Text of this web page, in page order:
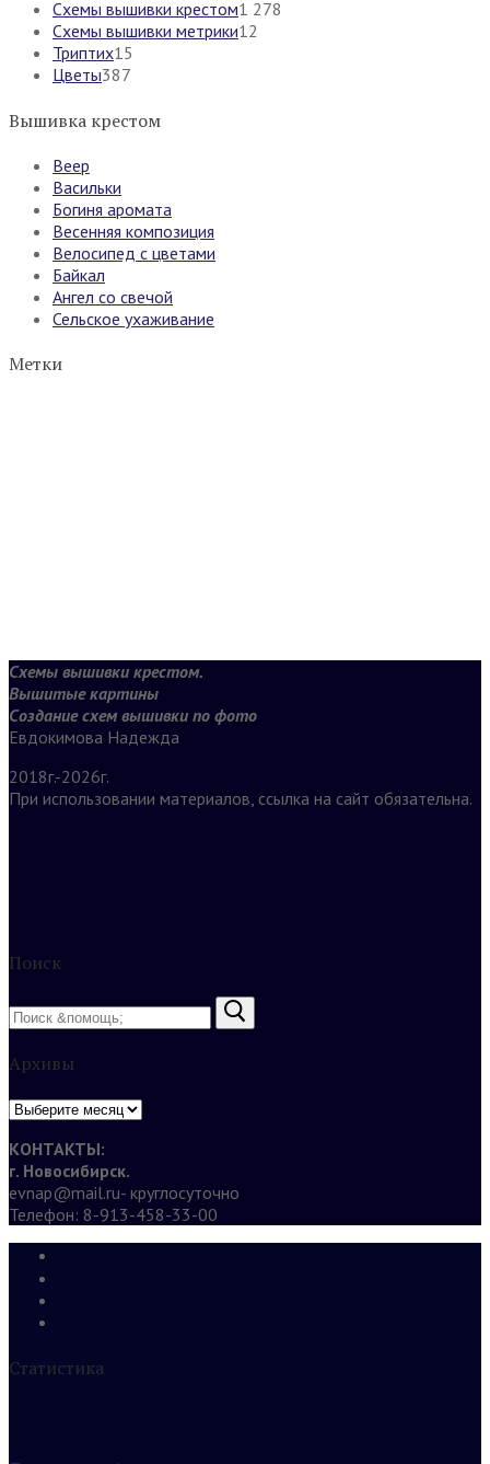
Схемы вышивки крестом1 278
Схемы вышивки метрики12
Триптих15
Цветы387
Вышивка крестом
Веер
Васильки
Богиня аромата
Весенняя композиция
Велосипед с цветами
Байкал
Ангел со свечой
Сельское ухаживание
Метки
Схемы вышивки крестом.
Вышитые картины
Создание схем вышивки по фото
Евдокимова Надежда
2018г.-2026г.
При использовании материалов, ссылка на сайт обязательна.
Поиск
Найти:
Архивы
Архивы
КОНТАКТЫ:
г. Новосибирск.
evnap@mail.ru- круглосуточно
Телефон: 8-913-458-33-00
Статистика